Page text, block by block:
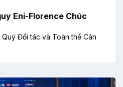
Eni-Florence Chúc
Đối tác và Toàn thể Cán